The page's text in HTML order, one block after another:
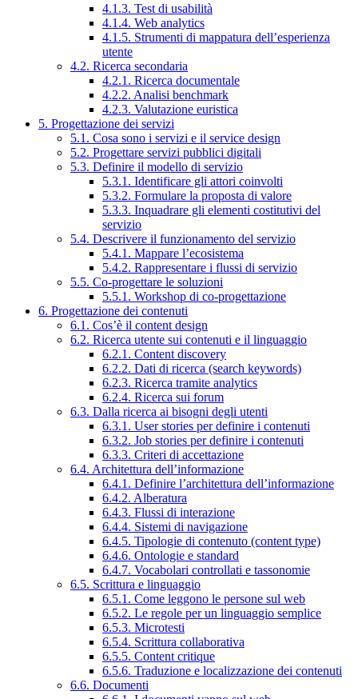
4.1.3. Test di usabilità
4.1.4. Web analytics
4.1.5. Strumenti di mappatura dell’esperienza
utente
4.2. Ricerca secondaria
4.2.1. Ricerca documentale
4.2.2. Analisi benchmark
4.2.3. Valutazione euristica
5. Progettazione dei servizi
5.1. Cosa sono i servizi e il service design
5.2. Progettare servizi pubblici digitali
5.3. Definire il modello di servizio
5.3.1. Identificare gli attori coinvolti
5.3.2. Formulare la proposta di valore
5.3.3. Inquadrare gli elementi costitutivi del
servizio
5.4. Descrivere il funzionamento del servizio
5.4.1. Mappare l’ecosistema
5.4.2. Rappresentare i flussi di servizio
5.5. Co-progettare le soluzioni
5.5.1. Workshop di co-progettazione
6. Progettazione dei contenuti
6.1. Cos’è il content design
6.2. Ricerca utente sui contenuti e il linguaggio
6.2.1. Content discovery
6.2.2. Dati di ricerca (search keywords)
6.2.3. Ricerca tramite analytics
6.2.4. Ricerca sui forum
6.3. Dalla ricerca ai bisogni degli utenti
6.3.1. User stories per definire i contenuti
6.3.2. Job stories per definire i contenuti
6.3.3. Criteri di accettazione
6.4. Architettura dell’informazione
6.4.1. Definire l’architettura dell’informazione
6.4.2. Alberatura
6.4.3. Flussi di interazione
6.4.4. Sistemi di navigazione
6.4.5. Tipologie di contenuto (content type)
6.4.6. Ontologie e standard
6.4.7. Vocabolari controllati e tassonomie
6.5. Scrittura e linguaggio
6.5.1. Come leggono le persone sul web
6.5.2. Le regole per un linguaggio semplice
6.5.3. Microtesti
6.5.4. Scrittura collaborativa
6.5.5. Content critique
6.5.6. Traduzione e localizzazione dei contenuti
6.6. Documenti